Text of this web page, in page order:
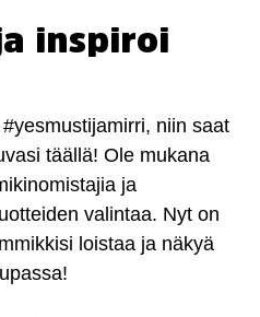
inspiroi
niin saat
täällä! Ole mukana
ja
valintaa. Nyt on
loistaa ja näkyä